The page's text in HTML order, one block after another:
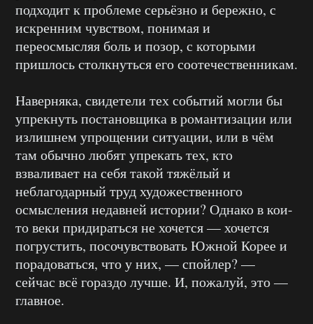
подходит к проблеме серьёзно и бережно, с
искренним чувством, понимая и
переосмысляя боль и позор, с которыми
пришлось столкнуться его соотечественникам.
Наверняка, свидетели тех событий могли бы
упрекнуть постановщика в романтизации или
излишнем упрощении ситуации, или в чём
там обычно любят упрекать тех, кто
взваливает на себя такой тяжёлый и
неблагодарный труд художественного
осмысления недавней истории? Однако в кои-
то веки придираться не хочется — хочется
погрустить, посочувствовать Южной Корее и
порадоваться, что у них, — спойлер? —
сейчас всё гораздо лучше. И, пожалуй, это —
главное.